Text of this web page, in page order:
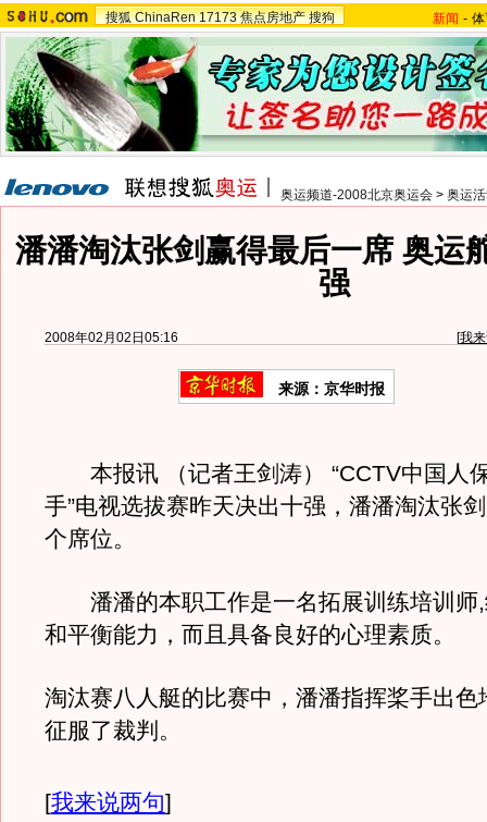
搜狐 ChinaRen 17173 焦点房地产 搜狗 新闻 -
奥运频道-2008北京奥运会 > 奥运
潘潘淘汰张剑赢得最后一席 奥运
强
2008年02月02日05:16 [我
来源：京华时报
本报讯 （记者王剑涛） “CCTV中国人
手”电视选拔赛昨天决出十强，潘潘淘汰张
个席位。
潘潘的本职工作是一名拓展训练培训师,
和平衡能力，而且具备良好的心理素质。
淘汰赛八人艇的比赛中，潘潘指挥桨手出色
征服了裁判。
[我来说两句]